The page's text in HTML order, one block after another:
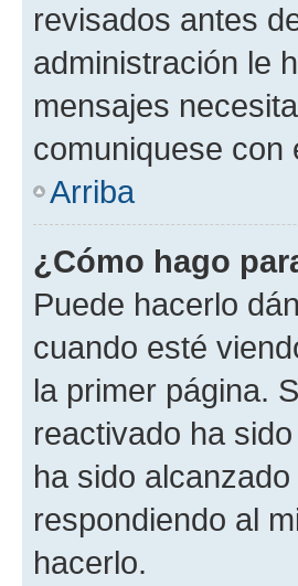
revisados antes
administración le
mensajes
comuniquese con
Arriba
¿Cómo hago
Puede hacerlo
cuando esté
la primer página.
reactivado ha
ha sido
respondiendo al
hacerlo.